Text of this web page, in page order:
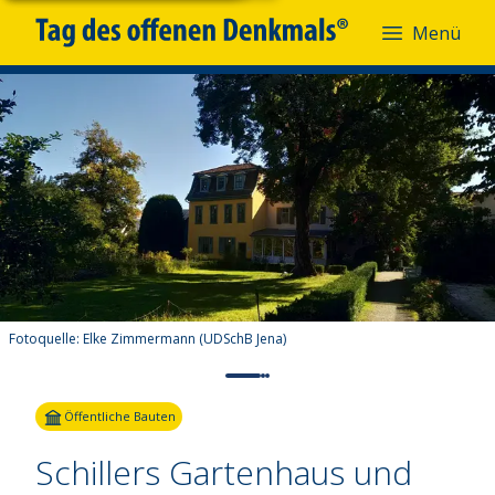
Menü
Fotoquelle: Elke Zimmermann (UDSchB Jena)
Öffentliche Bauten
Schillers Gartenhaus und